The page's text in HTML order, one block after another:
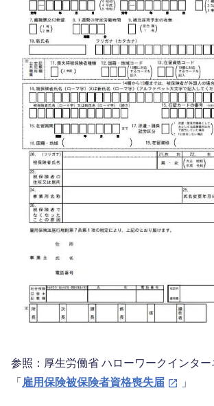
参照：厚生労働省 ハローワークインター
「 雇用保険被保険者資格喪失届 」